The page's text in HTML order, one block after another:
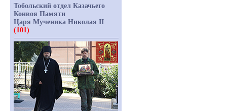
Тобольский отдел Казачьего
Конвоя Памяти
Царя Мученика Николая II
(101)